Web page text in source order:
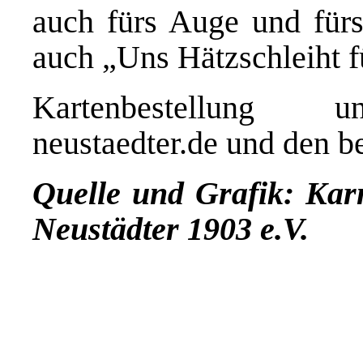
auch fürs Auge und
auch „Uns Hätzschleiht
neustaedter.de und den
Quelle und Grafik:
Neustädter 1903 e.V.